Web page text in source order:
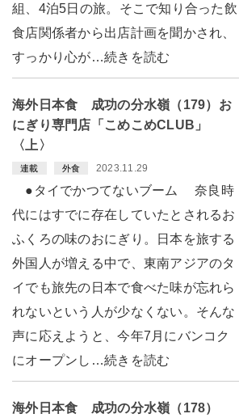
組、4泊5日の旅。そこで知り合った飲
食店関係者から出店計画を聞かされ、
すっかり心が…続きを読む
海外日本食 成功の分水嶺（179）お
にぎり専門店「こめこめCLUB」
〈上〉
連載 外食 2023.11.29
●タイでかつてないブーム 奈良時
代にはすでに存在していたとされるお
ふくろの味のおにぎり。日本を旅する
外国人が増える中で、東南アジアのタ
イでも旅先の日本で食べた味が忘れら
れないという人が少なくない。そんな
声に応えようと、今年7月にバンコク
にオープンし…続きを読む
海外日本食 成功の分水嶺（178）